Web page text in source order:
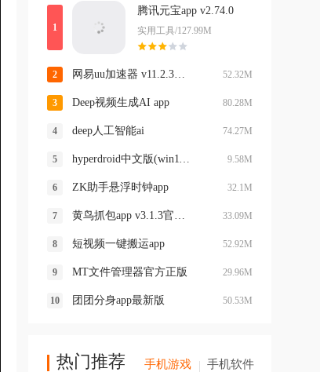
腾讯元宝app v2.74.0
实用工具/127.99M
网易uu加速器 v11.2.3最新版本 52.32M
Deep视频生成AI app 80.28M
deep人工智能ai 74.27M
hyperdroid中文版(win11启动器) 9.58M
ZK助手悬浮时钟app 32.1M
黄鸟抓包app v3.1.3官方正版 33.09M
短视频一键搬运app 52.92M
MT文件管理器官方正版 29.96M
团团分身app最新版 50.53M
热门推荐 手机游戏 手机软件